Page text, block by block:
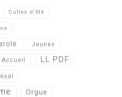
Cultes d'été
Jeunes
LL PDF
Orgue